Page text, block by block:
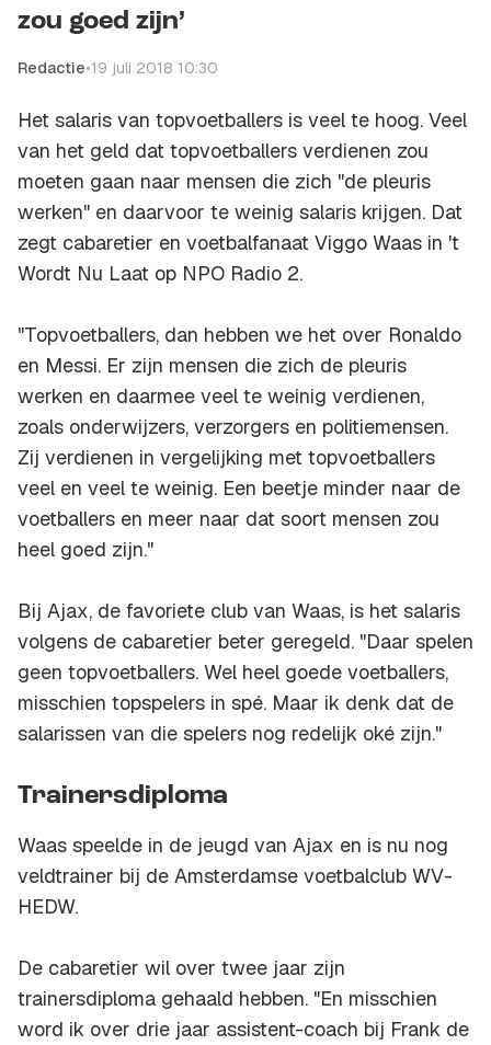
zou goed zijn’
Redactie•19 juli 2018 10:30
Het salaris van topvoetballers is veel te hoog. Veel
van het geld dat topvoetballers verdienen zou
moeten gaan naar mensen die zich "de pleuris
werken" en daarvoor te weinig salaris krijgen. Dat
zegt cabaretier en voetbalfanaat Viggo Waas in 't
Wordt Nu Laat op NPO Radio 2.
"Topvoetballers, dan hebben we het over Ronaldo
en Messi. Er zijn mensen die zich de pleuris
werken en daarmee veel te weinig verdienen,
zoals onderwijzers, verzorgers en politiemensen.
Zij verdienen in vergelijking met topvoetballers
veel en veel te weinig. Een beetje minder naar de
voetballers en meer naar dat soort mensen zou
heel goed zijn."
Bij Ajax, de favoriete club van Waas, is het salaris
volgens de cabaretier beter geregeld. "Daar spelen
geen topvoetballers. Wel heel goede voetballers,
misschien topspelers in spé. Maar ik denk dat de
salarissen van die spelers nog redelijk oké zijn."
Trainersdiploma
Waas speelde in de jeugd van Ajax en is nu nog
veldtrainer bij de Amsterdamse voetbalclub WV-
HEDW.
De cabaretier wil over twee jaar zijn
trainersdiploma gehaald hebben. "En misschien
word ik over drie jaar assistent-coach bij Frank de